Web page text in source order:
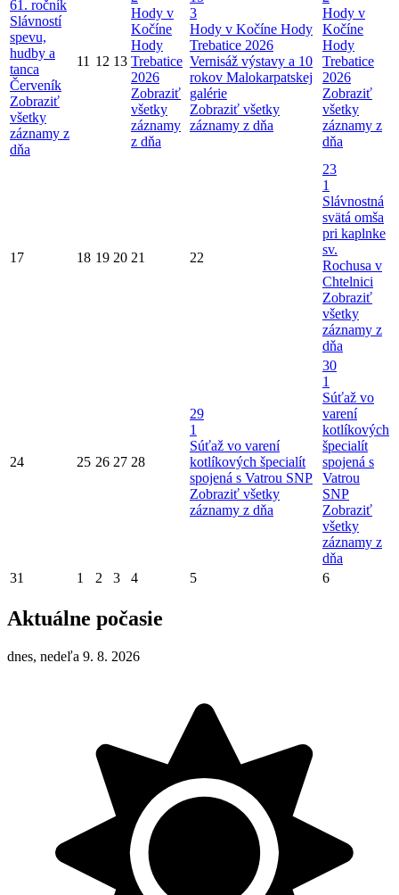
61. ročník
Slávností
spevu,
hudby a
tanca
Červeník
Zobraziť
všetky
záznamy z
dňa
11 12 13
Hody v
Kočíne
Hody
Trebatice
2026
Zobraziť
všetky
záznamy
z dňa
3
Hody v Kočíne Hody
Trebatice 2026
Vernisáž výstavy a 10
rokov Malokarpatskej
galérie
Zobraziť všetky
záznamy z dňa
Hody v
Kočíne
Hody
Trebatice
2026
Zobraziť
všetky
záznamy z
dňa
17 18 19 20 21 22
23
1
Slávnostná
svätá omša
pri kaplnke
sv.
Rochusa v
Chtelnici
Zobraziť
všetky
záznamy z
dňa
24 25 26 27 28
29
1
Súťaž vo varení
kotlíkových špecialít
spojená s Vatrou SNP
Zobraziť všetky
záznamy z dňa
30
1
Súťaž vo
varení
kotlíkových
špecialít
spojená s
Vatrou
SNP
Zobraziť
všetky
záznamy z
dňa
31
1 2 3 4 5 6
Aktuálne počasie
dnes, nedeľa 9. 8. 2026